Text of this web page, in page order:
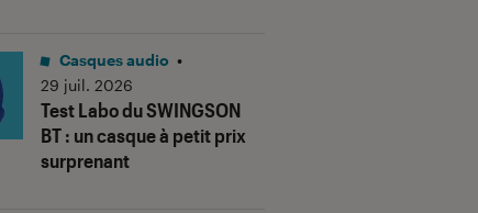
Test Labo du SWINGSON
BT : un casque à petit prix
surprenant
Casques audio •
29 juil. 2026